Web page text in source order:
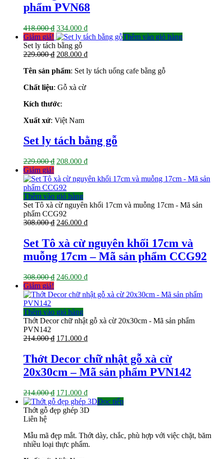
phẩm PVN68
418.000₫ Giá
gốc
là:
418.000 ₫.
334.000 ₫Giá
hiện
là:
Giảm giá!
Thêm vào giỏ hàng
Set ly tách bằng gỗ
229.000₫ Giá
là:
208.000 ₫Giá
tại
Tên sản phẩm: Set ly tách uống cafe bằng gỗ
Chất liệu: Gỗ xà cừ
Kích thước:
Xuất xứ: Việt Nam
Set ly tách bằng gỗ
229.000₫ Giá
là:
229.000 ₫.
208.000 ₫Giá
tại
Giảm giá!
Thêm vào giỏ hàng
Set Tô xà cừ nguyên khối 17cm và muỗng 17cm - Mã sản
phẩm CCG92
308.000₫ Giá
308.000 ₫.
246.000 ₫Giá
là:
246.000 ₫.
Set Tô xà cừ nguyên khối 17cm và
muỗng 17cm – Mã sản phẩm CCG92
308.000₫ Giá
là:
246.000 ₫Giá
tại
Giảm giá!
Thêm vào giỏ hàng
Thớt Decor chữ nhật gỗ xà cừ 20x30cm - Mã sản phẩm
PVN142
214.000₫ Giá
là:
214.000 ₫.
171.000 ₫Giá
tại
là:
171.000 ₫.
Thớt Decor chữ nhật gỗ xà cừ
20x30cm – Mã sản phẩm PVN142
214.000₫ Giá
gốc
là:
171.000 ₫Giá
hiện
tại
Đọc tiếp
Thớt gỗ đẹp ghép 3D
Liên hệ
Mẫu mã đẹp mắt. Thớt dày, chắc, phù hợp với việc chặt, băm
nhiều loại thực phẩm.